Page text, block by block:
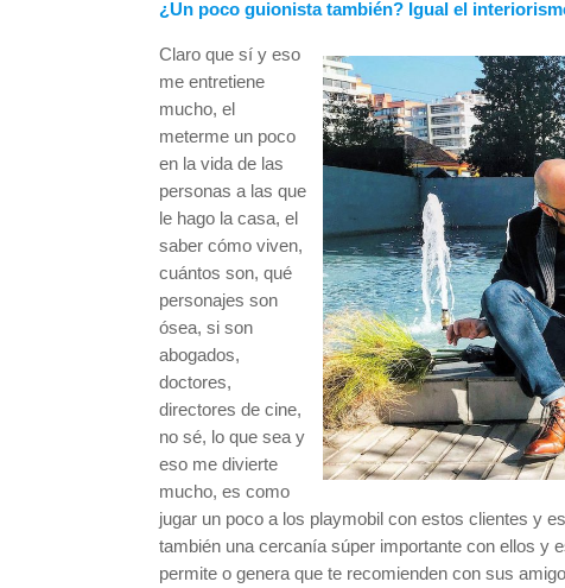
¿Un poco guionista también? Igual el
Claro que sí y eso
me entretiene
mucho, el
meterme un poco
en la vida de las
personas a las que
le hago la casa, el
saber cómo viven,
cuántos son, qué
personajes son
ósea, si son
abogados,
doctores,
directores de cine,
no sé, lo que sea y
eso me divierte
mucho, es como
jugar un poco a los playmobil con estos clientes y
también una cercanía súper importante con ellos y
permite o genera que te recomienden con sus